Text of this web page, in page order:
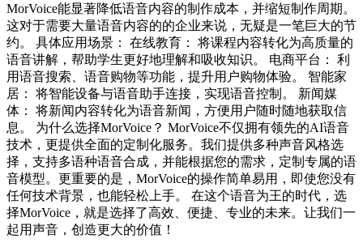
MorVoice能显著降低语音内容的制作成本，并缩短制作周期。
这对于需要大量语音内容的的企业来说，无疑是一笔巨大的节
约。 具体应用场景： 在线教育： 将课程内容转化为高质量的
语音讲解，帮助学生更好地理解和吸收知识。 电商平台： 利
用语音搜索、语音购物等功能，提升用户购物体验。 智能家
居： 将智能设备与语音助手连接，实现语音控制。 新闻媒
体： 将新闻内容转化为语音新闻，方便用户随时随地获取信
息。 为什么选择MorVoice？ MorVoice不仅拥有领先的AI语音
技术，更提供全面的定制化服务。我们提供多种声音风格选
择，支持多语种语音合成，并能根据您的需求，定制专属的语
音模型。更重要的是，MorVoice的操作简单易用，即使您没有
任何技术背景，也能轻松上手。 在这个语音为王的时代，选
择MorVoice，就是选择了高效、便捷、专业的未来。让我们一
起用声音，创造更大的价值！